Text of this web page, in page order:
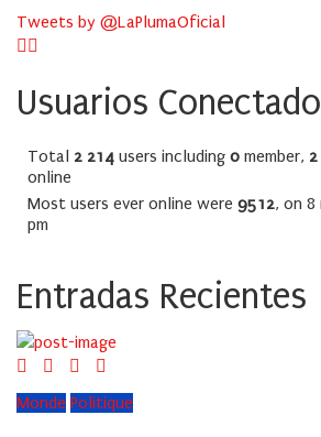
Tweets by @LaPlumaOficial
Usuarios
Total 2 214 users including 0 member,
online
Most users ever online were 9512, on 8
pm
Entradas Recientes
Monde Politique